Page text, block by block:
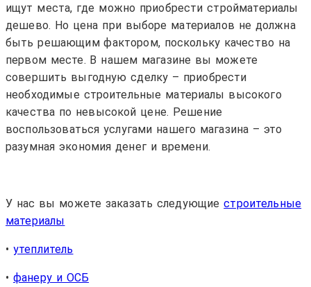
ищут места, где можно приобрести стройматериалы
дешево. Но цена при выборе материалов не должна
быть решающим фактором, поскольку качество на
первом месте. В нашем магазине вы можете
совершить выгодную сделку – приобрести
необходимые строительные материалы высокого
качества по невысокой цене. Решение
воспользоваться услугами нашего магазина – это
разумная экономия денег и времени.
У нас вы можете заказать следующиестроительные
материалы
• утеплитель
• фанеру и ОСБ